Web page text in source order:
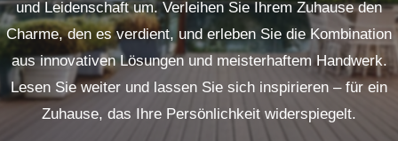
und Leidenschaft um. Verleihen Sie Ihrem Zuhause den
Charme, den es verdient, und erleben Sie die Kombination
aus innovativen Lösungen und meisterhaftem Handwerk.
Lesen Sie weiter und lassen Sie sich inspirieren – für ein
Zuhause, das Ihre Persönlichkeit widerspiegelt.